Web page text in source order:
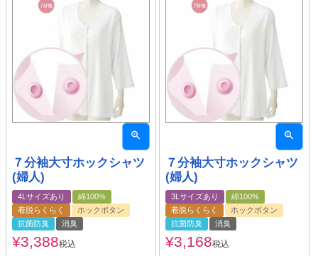
７分袖大寸ホックシャツ
(婦人)
4Lサイズあり
綿100%
着脱らくらく
ホックボタン
抗菌防臭
消臭
¥3,388税込
７分袖大寸ホックシャツ
(婦人)
3Lサイズあり
綿100%
着脱らくらく
ホックボタン
抗菌防臭
消臭
¥3,168税込